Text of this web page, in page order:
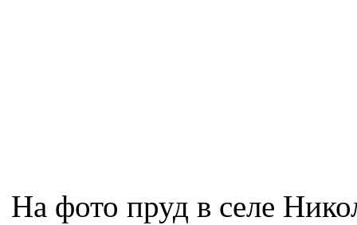
На фото пруд в селе